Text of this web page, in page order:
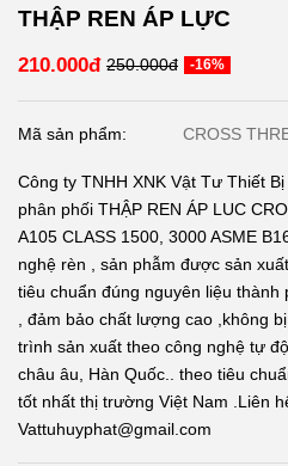
THẬP REN ÁP LỰC
210.000đ 250.000đ -16%
Mã sản phẩm: CROSS
Công ty TNHH XNK Vật Tư Thiết
phân phối THẬP REN ÁP LUC
A105 CLASS 1500, 3000 ASME
nghệ rèn , sản phẫm được sản
tiêu chuẩn đúng nguyên liệu thành
, đảm bảo chất lượng cao ,không
trình sản xuất theo công nghệ tự
châu âu, Hàn Quốc.. theo tiêu
tốt nhất thị trường Việt Nam .Liên
Vattuhuyphat@gmail.com